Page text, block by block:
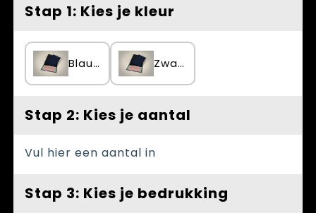
Veiligheid, Auto en Fiets
Stap 1: Kies je kleur
Blauw Zwart
Stap 2: Kies je aantal
Vul hier een aantal in
Stap 3: Kies je bedrukking